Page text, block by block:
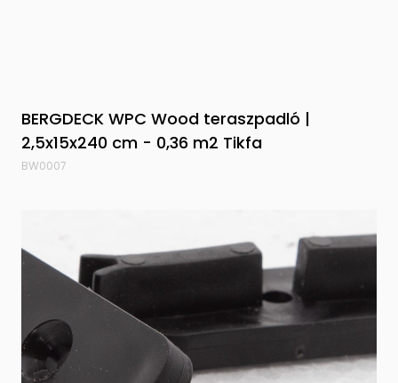
BERGDECK WPC Wood teraszpadló |
2,5x15x240 cm - 0,36 m2 Tikfa
BW0007